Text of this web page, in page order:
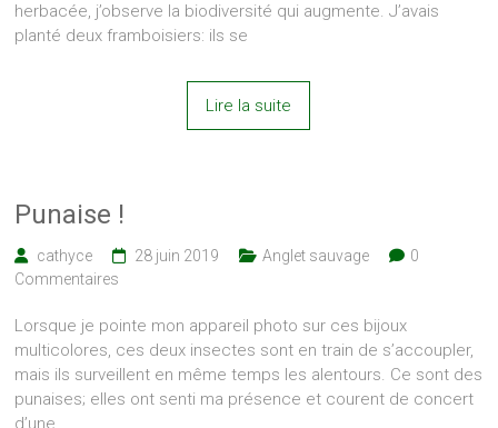
herbacée, j’observe la biodiversité qui augmente. J’avais
planté deux framboisiers: ils se
Lire la suite
Punaise !
cathyce 28 juin 2019 Anglet sauvage
0
Commentaires
Lorsque je pointe mon appareil photo sur ces bijoux
multicolores, ces deux insectes sont en train de s’accoupler,
mais ils surveillent en même temps les alentours. Ce sont des
punaises; elles ont senti ma présence et courent de concert
d’une